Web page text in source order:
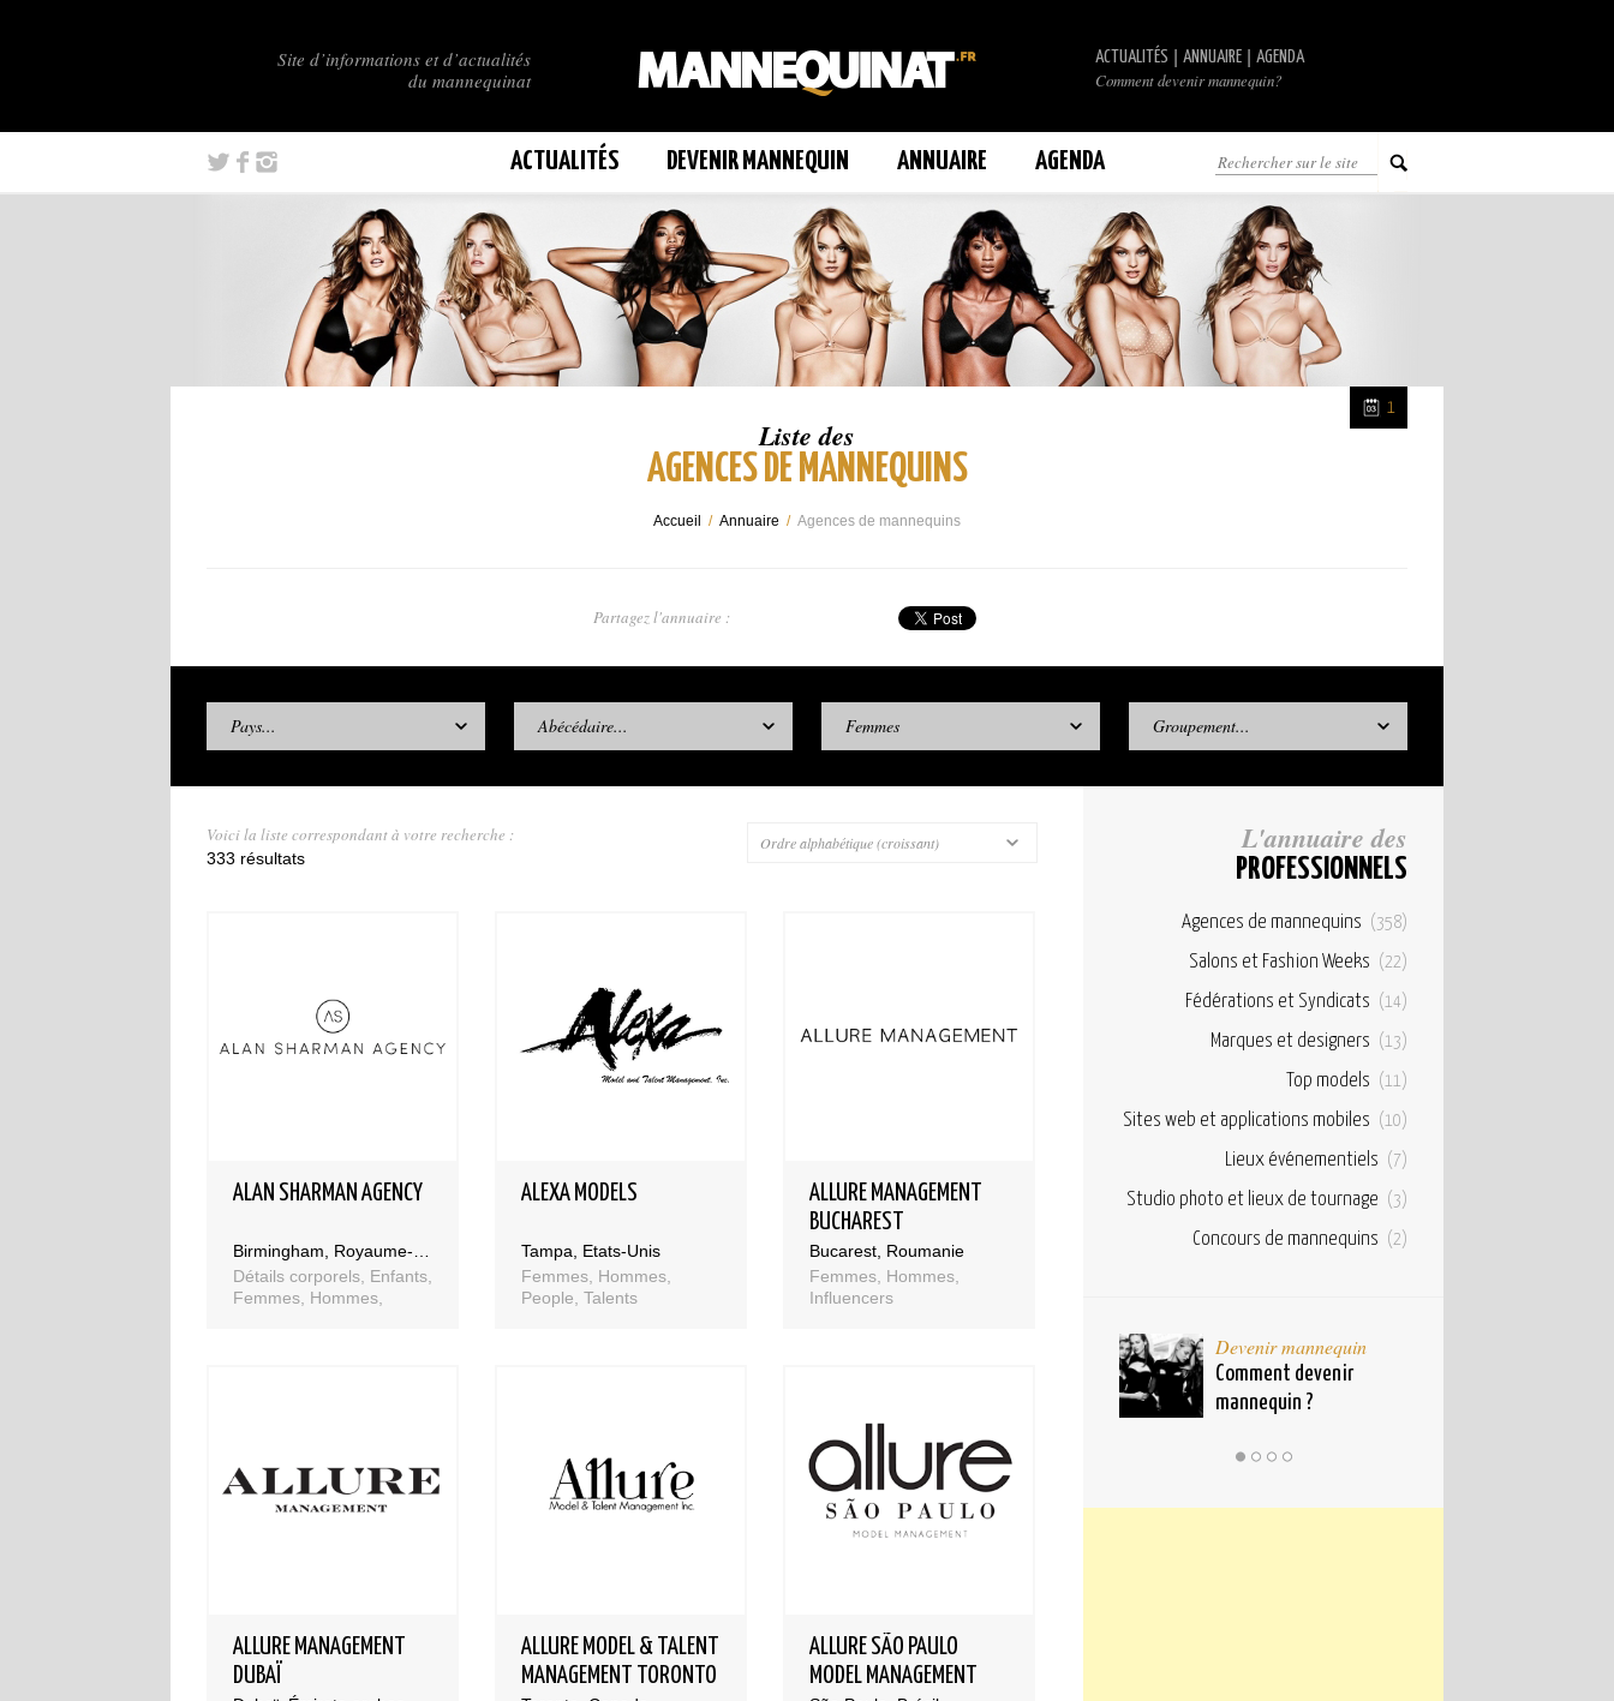
Site d’informations et d’actualités
du mannequinat
ACTUALITÉS ANNUAIRE AGENDA
Comment devenir mannequin?
ACTUALITÉS DEVENIR MANNEQUIN ANNUAIRE AGENDA
Liste des
AGENCES DE MANNEQUINS
1
Accueil / Annuaire / Agences de mannequins
Partagez l'annuaire :
Pays... Abécédaire... Femmes Groupement...
Ordre alphabétique (croissant)
Voici la liste correspondant à votre recherche :
333 résultats
ALAN SHARMAN AGENCY
Détails corporels, Enfants,
Femmes, Hommes,
ALEXA MODELS
Tampa, Etats-Unis
Femmes, Hommes,
People, Talents
ALLURE MANAGEMENT
BUCHAREST
Bucarest, Roumanie
Femmes, Hommes,
Influencers
ALLURE MANAGEMENT
DUBAÏ
ALLURE MODEL & TALENT
MANAGEMENT TORONTO
ALLURE SÃO PAULO
MODEL MANAGEMENT
L'annuaire des
PROFESSIONNELS
Agences de mannequins (358)
Salons et Fashion Weeks (22)
Fédérations et Syndicats (14)
Marques et designers (13)
Top models (11)
Sites web et applications mobiles (10)
Lieux événementiels (7)
Studio photo et lieux de tournage (3)
Concours de mannequins (2)
Devenir mannequin
Comment devenir
mannequin ?